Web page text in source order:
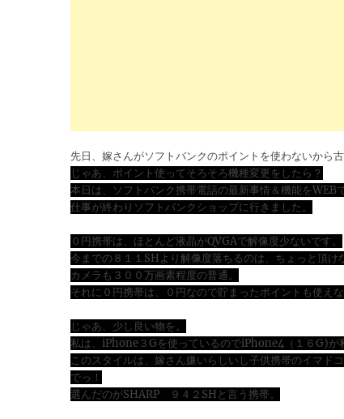
先日、嫁さんがソフトバンクのポイントを使わないから
じゃあ、ポイント使ってそろそろ機種変更をしたら？
本日は、ソフトバンク携帯電話の最新事情＆機能をWEB
仕事が終わりソフトバンクショップに行きました。
０円携帯は、ほとんど液晶がQVGAで解像度少ないです。
今までの８１１SHより解像度落ちるのは、ちょっと頂け
カメラも３００万画素程度の普通。
それに０円携帯は、０円なので貯まったポイントも使えな
じゃあ、少し良い物を。
私は、iPhone３Gを使っているのでiPhone4（１６G)が
このスタイルは、嫁さん嫌いらしいし子供携帯のイマドコ
でっ！
選んだのがSHARP ９４２SHと言う携帯。